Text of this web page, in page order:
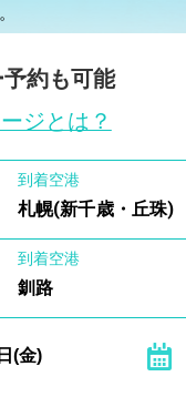
約も可能
ジとは？
到着空港
札幌(新千歳・丘珠)
到着空港
釧路